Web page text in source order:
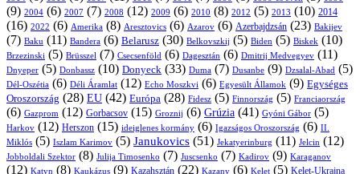
(9) 2004 (6) 2007 (7) 2008 (12) 2009 (6) 2010 (8) 2012 (5) 2013 (10) 2014
(16) 2022 (6) Amerika (8) Aresztovics (6) Azarov (6) Azerbajdzsán (23) Bakijev
(7) Baku (11) Bandera (6) Belarusz (30) Belkovszkij (5) Biden (5) Biskek (10)
Brzezinski (5) Brüsszel (7) Csecsenföld (6) Dagesztán (6) Dmitrij Medvegyev (11)
Dnyeper (5) Donbassz (10) Donyeck (33) Duma (7) Dusanbe (9) Dzsalal-Abad (5)
Dél-Oszétia (6) Déli Áramlat (12) Echo Moszkvi (6) Egyesült Államok (9) Egységes
Oroszország (28) EU (42) Európa (28) Fidesz (5) Finnország (5) Franciaország
(6) Gazprom (12) Gorbacsov (15) Groznij (6) Grúzia (41) Gyóni Gábor (5)
Harkov (12) Herszon (15) ideiglenes kormány (6) Igazságos Oroszország (6) II.
Miklós (5) Iszlam Karimov (5) Janukovics (51) Jekatyerinburg (11) Jelcin (12)
Jobboldali Szektor (8) Julija Timosenko (7) Juscsenko (7) Kadirov (9) Karaganov
(12) Katyn (8) Kaukázus (9) Kazahsztán (22) Kazany (6) Kelet (5) Kelet-Ukrajna